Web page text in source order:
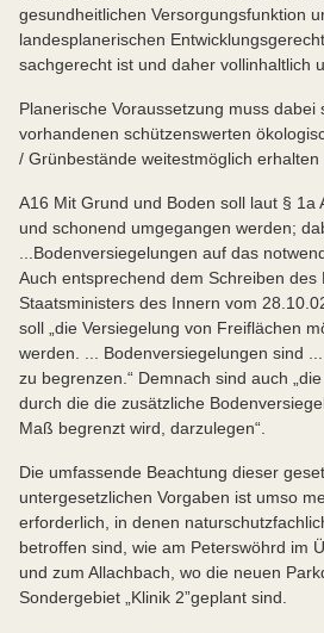
gesundheitlichen Versorgungsfunktion
landesplanerischen
sachgerecht ist und daher vollinhaltlich
Planerische Voraussetzung muss dabei
vorhandenen schützenswerten
/ Grünbestände weitestmöglich erhalten
A16 Mit Grund und Boden soll laut § 1a
und schonend umgegangen werden;
...Bodenversiegelungen auf das
Auch entsprechend dem Schreiben des
Staatsministers des Innern vom
soll „die Versiegelung von Freiflächen
werden. ... Bodenversiegelungen sind
zu begrenzen.“ Demnach sind auch
durch die die zusätzliche
Maß begrenzt wird, darzulegen“.
Die umfassende Beachtung dieser
untergesetzlichen Vorgaben ist umso
erforderlich, in denen
betroffen sind, wie am Peterswöhrd im
und zum Allachbach, wo die neuen
Sondergebiet „Klinik 2”geplant sind.